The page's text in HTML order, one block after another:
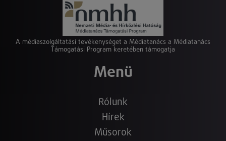
A médiaszolgáltatási tevékenységet a Médiatanács a Médiatanács
Támogatási Program keretében támogatja
Menü
Rólunk
Hírek
Műsorok